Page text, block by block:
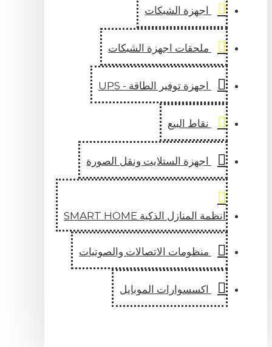
اجهزة الشبكات
ملحقات اجهزة الشبكات
اجهزة توفير الطاقة - UPS
نقاط البيع
اجهزة الستلايت ونقل الصورة
انظمة المنازل الذكية SMART HOME
منظومات الاتصالات والصوتيات
اكسسوارات الموبايل